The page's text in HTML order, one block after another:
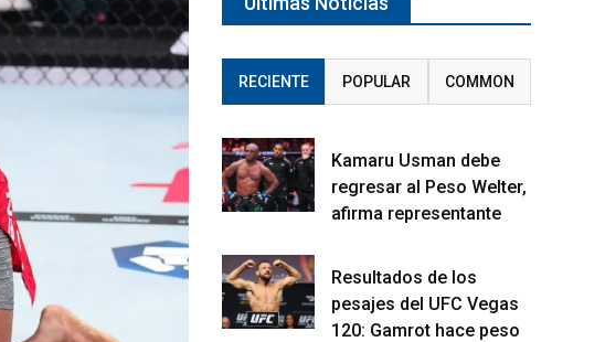
RECIENTE POPULAR COMMON
Kamaru Usman debe
regresar al Peso Welter,
afirma representante
Resultados de los
pesajes del UFC Vegas
120: Gamrot hace peso